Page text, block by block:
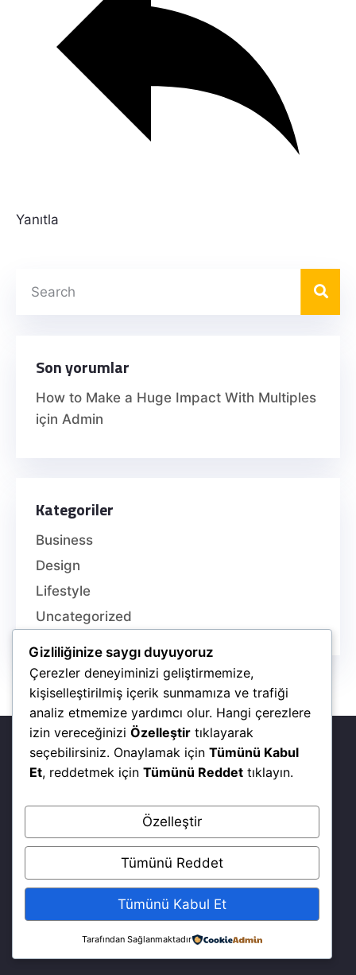
Yanıtla
Son yorumlar
How to Make a Huge Impact With Multiples
için Admin
Kategoriler
Business
Design
Lifestyle
Uncategorized
Dünya çapında hizmet sunuyoruz.
Gizliliğinize saygı duyuyoruz
Çerezler deneyiminizi geliştirmemize,
kişiselleştirilmiş içerik sunmamıza ve trafiği
analiz etmemize yardımcı olur. Hangi çerezlere
izin vereceğinizi Özelleştir tıklayarak
seçebilirsiniz. Onaylamak için Tümünü Kabul
Et, reddetmek için Tümünü Reddet tıklayın.
Özelleştir
Tümünü Reddet
Tümünü Kabul Et
Tarafından Sağlanmaktadır